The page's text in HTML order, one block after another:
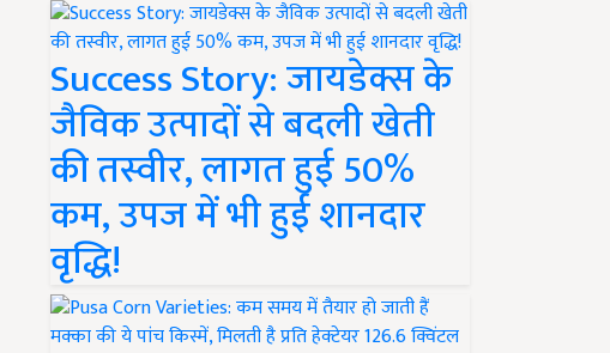
Success Story: जायडेक्स के
जैविक उत्पादों से बदली खेती
की तस्वीर, लागत हुई 50%
कम, उपज में भी हुई शानदार
वृद्धि!